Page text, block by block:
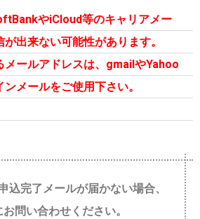
やiCloud等のキャリアメー
出来ない可能性があります。
メールアドレスは、gmailやYahoo
メールをご使用下さい。
込完了メールが届かない場合、
問い合わせください。